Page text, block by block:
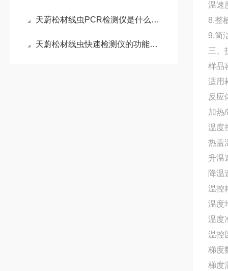
天蔚松材线虫PCR检测仪是什么：用于快速精准检测松材线虫的分子生物学设备
天蔚松材线虫快速检测仪的功能特点：易于携带，轻松满足外出实验的需求
温速
8.整
9.简
三、
样品
适用
反应
加热
温度
热盖
升温
降温
温控
温度
温度
温控
梯度
梯度